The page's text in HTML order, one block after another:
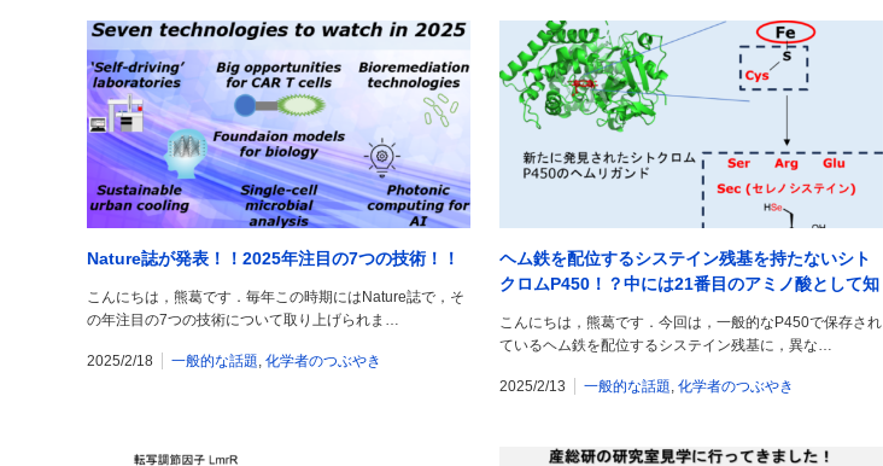
Nature誌が発表！！2025年注目の7つの技術！！
こんにちは，熊葛です．毎年この時期にはNature誌で，そ
の年注目の7つの技術について取り上げられま…
2025/2/18 一般的な話題, 化学者のつぶやき
ヘム鉄を配位するシステイン残基を持たないシト
クロムP450！？中には21番目のアミノ酸として知
も発見！
こんにちは，熊葛です．今回は，一般的なP450で保存され
ているヘム鉄を配位するシステイン残基に，異な…
2025/2/13 一般的な話題, 化学者のつぶやき